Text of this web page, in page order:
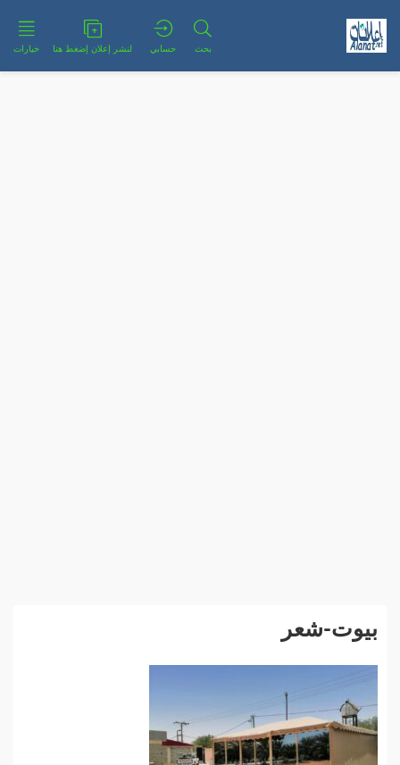
بحث حسابي لنشر إعلان إضغط هنا خيارات
بيوت-شعر